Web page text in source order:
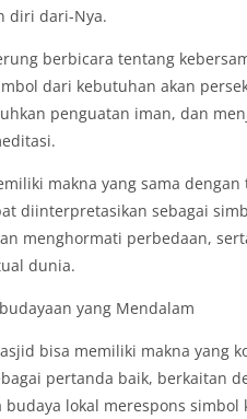
diri dari-Nya.
berbicara tentang
dari kebutuhan akan
penguatan iman, dan
makna yang sama
diinterpretasikan sebagai
menghormati perbedaan,
dunia.
yang Mendalam
bisa memiliki makna yang
pertanda baik, berkaitan
lokal merespons simbol